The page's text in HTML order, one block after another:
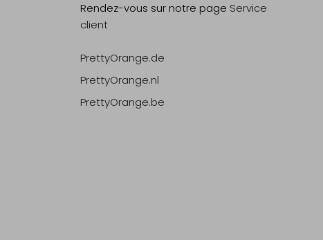
Rendez-vous sur notre page Service
client
PrettyOrange.de
PrettyOrange.nl
PrettyOrange.be